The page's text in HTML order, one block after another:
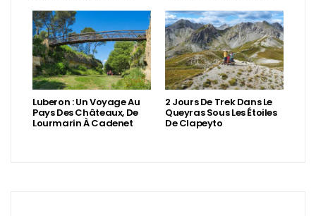
Luberon : Un Voyage Au
Pays Des Châteaux, De
Lourmarin À Cadenet
2 Jours De Trek Dans Le
Queyras Sous Les Étoiles
De Clapeyto